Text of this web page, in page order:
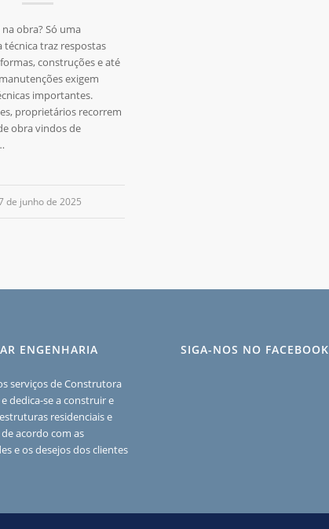
obra? Só uma
técnica traz respostas
construções e até
exigem
importantes.
proprietários recorrem
obra vindos de
de junho de 2025
ENGENHARIA
serviços de Construtora
dedica-se a construir e
residenciais e
acordo com as
e os desejos dos clientes
SIGA-NOS NO FACEBOOK